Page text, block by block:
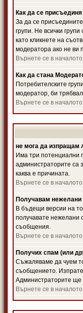
Как да се
За да се
групи. Не всички групи
като кликнете на
модератора ако не ви
Върнете се в началото
Как да стана
Потребителските
модератор, би
Върнете се в началото
не мога да изпращам
Има три потенциални
администраторите са
каква е причината.
Върнете се в началото
Получавам
В бъдещи версии на
получавате нежелани
съобщения.
Върнете се в началото
Получих спам (или
Съжаляваме да чуем
съобщението.
Администраторите ще
Върнете се в началото